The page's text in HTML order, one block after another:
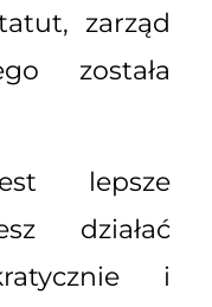
zarząd
została
lepsze
działać
i